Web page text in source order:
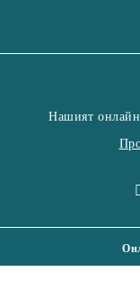
Нашият онлайн